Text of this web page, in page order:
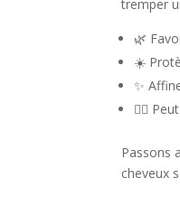
tremper
🌿
☀️
✨
🧖‍♀️
Passons
cheveux